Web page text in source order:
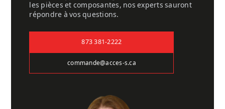
les pièces et composantes, nos experts sauront
répondre à vos questions.
873 381-2222
commande@acces-s.ca